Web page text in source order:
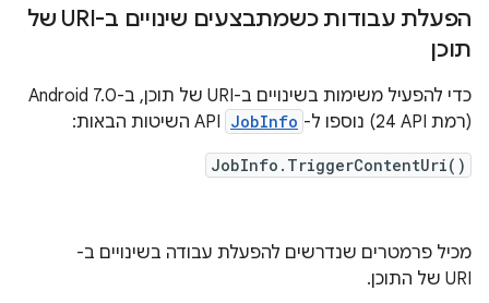
הפעלת עבודות כשמתבצעים שינויים ב-URI של
תוכן
כדי להפעיל משימות בשינויים ב-URI של תוכן, ב-Android 7.0
(רמת API‏ 24) נוספו ל-
JobInfo
JobInfo.TriggerContentUri()
מכיל פרמטרים שנדרשים להפעלת עבודה בשינויים ב-
URI של התוכן.